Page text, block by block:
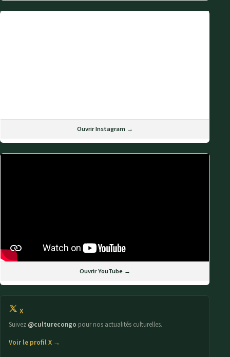
Ouvrir Instagram →
Ouvrir YouTube →
X
Suivez @culturecongo pour nos actualités culturelles.
Voir le profil X →